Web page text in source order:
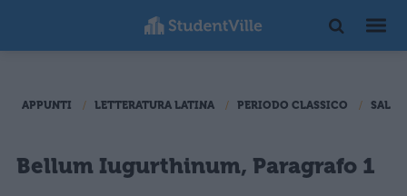
APPUNTI LETTERATURA LATINA PERIODO CLASSICO
Bellum Iugurthinum, Paragrafo 1